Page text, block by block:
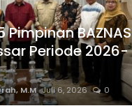
Pimpinan BAZNAS
Periode 2026-
M.M Juli 6, 2026 0